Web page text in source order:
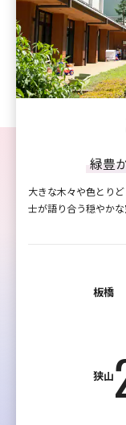
遊び、学生同